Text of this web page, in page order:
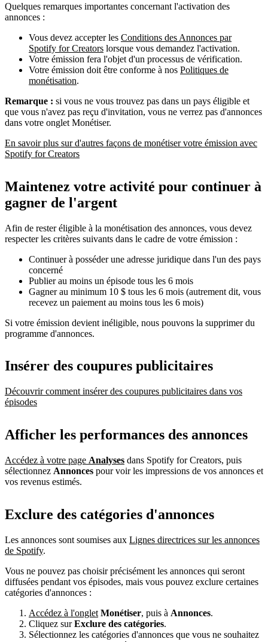
Quelques remarques importantes concernant l'activation des
annonces :
Vous devez accepter les Conditions des Annonces par
Spotify for Creators lorsque vous demandez l'activation.
Votre émission fera l'objet d'un processus de vérification.
Votre émission doit être conforme à nos Politiques de
monétisation.
Remarque : si vous ne vous trouvez pas dans un pays éligible et
que vous n'avez pas reçu d'invitation, vous ne verrez pas d'annonces
dans votre onglet Monétiser.
En savoir plus sur d'autres façons de monétiser votre émission avec
Spotify for Creators
Maintenez votre activité pour continuer à
gagner de l'argent
Afin de rester éligible à la monétisation des annonces, vous devez
respecter les critères suivants dans le cadre de votre émission :
Continuer à posséder une adresse juridique dans l'un des pays
concerné
Publier au moins un épisode tous les 6 mois
Gagner au minimum 10 $ tous les 6 mois (autrement dit, vous
recevez un paiement au moins tous les 6 mois)
Si votre émission devient inéligible, nous pouvons la supprimer du
programme d'annonces.
Insérer des coupures publicitaires
Découvrir comment insérer des coupures publicitaires dans vos
épisodes
Afficher les performances des annonces
Accédez à votre page Analyses dans Spotify for Creators, puis
sélectionnez Annonces pour voir les impressions de vos annonces et
vos revenus estimés.
Exclure des catégories d'annonces
Les annonces sont soumises aux Lignes directrices sur les annonces
de Spotify.
Vous ne pouvez pas choisir précisément les annonces qui seront
diffusées pendant vos épisodes, mais vous pouvez exclure certaines
catégories d'annonces :
Accédez à l'onglet Monétiser, puis à Annonces.
Cliquez surExclure des catégories.
Sélectionnez les catégories d'annonces que vous ne souhaitez